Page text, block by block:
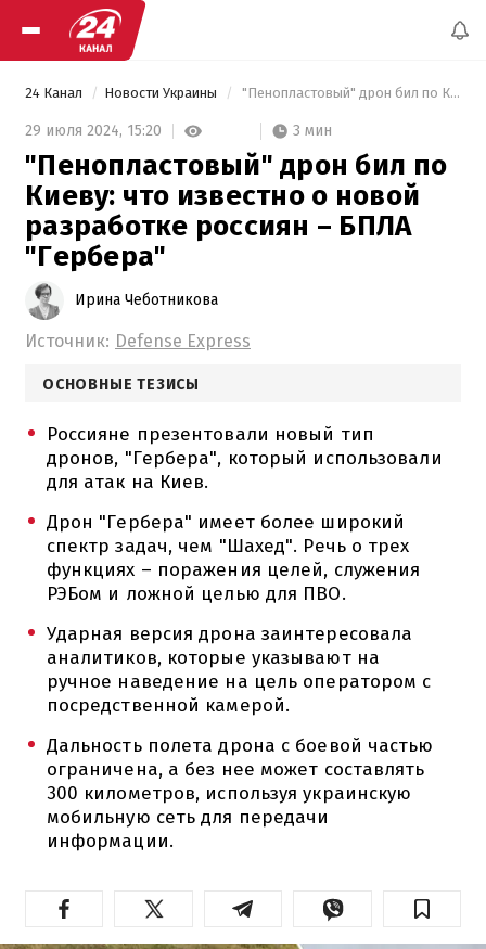
24 Канал Новости Украины "Пенопластовый" дрон бил по Киеву: что известно о новой разработке россиян – БПЛА "Гербера"
29 июля 2024, 15:20 3 мин
"Пенопластовый" дрон бил по
Киеву: что известно о новой
разработке россиян – БПЛА
"Гербера"
Ирина Чеботникова
Источник: Defense Express
ОСНОВНЫЕ ТЕЗИСЫ
Россияне презентовали новый тип
дронов, "Гербера", который использовали
для атак на Киев.
Дрон "Гербера" имеет более широкий
спектр задач, чем "Шахед". Речь о трех
функциях – поражения целей, служения
РЭБом и ложной целью для ПВО.
Ударная версия дрона заинтересовала
аналитиков, которые указывают на
ручное наведение на цель оператором с
посредственной камерой.
Дальность полета дрона с боевой частью
ограничена, а без нее может составлять
300 километров, используя украинскую
мобильную сеть для передачи
информации.